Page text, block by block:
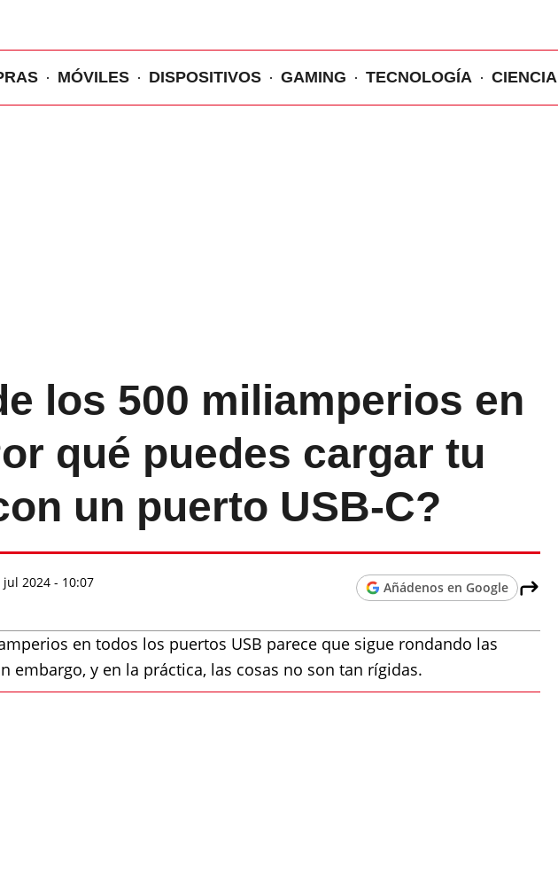
MÓVILES DISPOSITIVOS GAMING TECNOLOGÍA CIENCIA
los 500 miliamperios en
qué puedes cargar tu
un puerto USB-C?
jul 2024 - 10:07
Añádenos en Google
en todos los puertos USB parece que sigue rondando las
embargo, y en la práctica, las cosas no son tan rígidas.